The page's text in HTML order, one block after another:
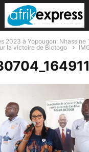
2023 à Yopougon: Nhassine
la victoire de Bictogo